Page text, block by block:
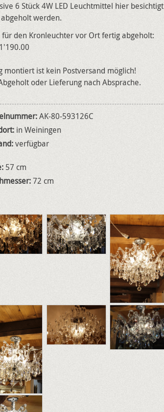
6 Stück 4W LED Leuchtmittel hier besichtigt
werden.
für den Kronleuchter vor Ort fertig abgeholt:
montiert ist kein Postversand möglich!
oder Lieferung nach Absprache.
AK-80-593126C
in Weiningen
verfügbar
57 cm
72 cm